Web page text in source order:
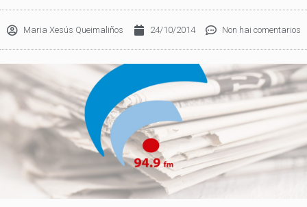
Maria Xesús Queimaliños 24/10/2014 Non hai comentarios